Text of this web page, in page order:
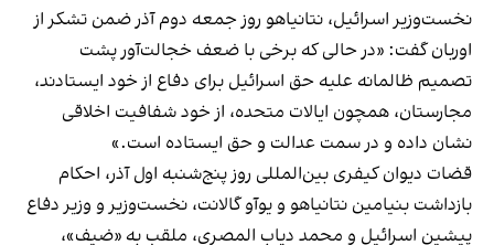
نخست‌وزیر اسرائیل، نتانیاهو روز جمعه دوم آذر ضمن تشکر از
اوربان گفت: «در حالی که برخی با ضعف خجالت‌آور پشت
تصمیم ظالمانه علیه حق اسرائیل برای دفاع از خود ایستادند،
مجارستان، همچون ایالات متحده، از خود شفافیت اخلاقی
نشان داده و در سمت عدالت و حق ایستاده است.»
قضات دیوان کیفری بین‌المللی روز پنج‌شنبه اول آذر، احکام‌
بازداشت بنیامین نتانیاهو و یوآو گالانت، نخست‌وزیر و وزیر دفاع
پیشین اسرائیل و محمد دیاب المصری، ملقب به «ضیف»،